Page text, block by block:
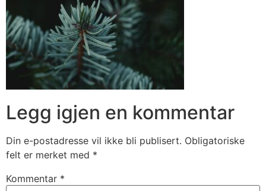
Legg igjen en kommentar
Din e-postadresse vil ikke bli publisert. Obligatoriske
felt er merket med *
Kommentar *